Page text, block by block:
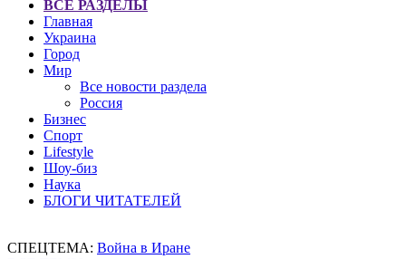
ВСЕ РАЗДЕЛЫ
Главная
Украина
Город
Мир
Все новости раздела
Россия
Бизнес
Спорт
Lifestyle
Шоу-биз
Наука
БЛОГИ ЧИТАТЕЛЕЙ
СПЕЦТЕМА: Война в Иране